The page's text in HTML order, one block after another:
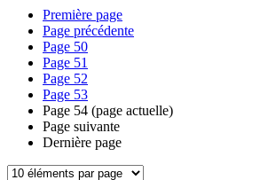
Première page
Page précédente
Page 50
Page 51
Page 52
Page 53
Page 54 (page actuelle)
Page suivante
Dernière page